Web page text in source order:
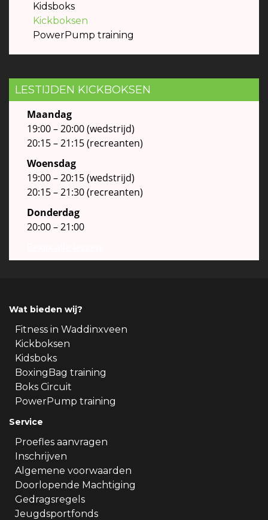
Kidsboks
Kickboksen
PowerPump training
LESTIJDEN KICKBOKSEN
Maandag
19:00 – 20:00 (wedstrijd)
20:15 – 21:15 (recreanten)
Woensdag
19:00 – 20:15 (wedstrijd)
20:15 – 21:30 (recreanten)
Donderdag
20:00 – 21:00
Wat bieden wij?
Fitness in Waddinxveen
Kickboksen
Kidsboks
BoxingBag training
Boks Circuit
PowerPump training
Service
Proefles aanvragen
Inschrijven
Algemene voorwaarden
Doorlopende Machtiging
Gedragsregels
Jeugdsportfonds